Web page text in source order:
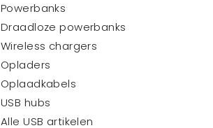
Powerbanks
Draadloze powerbanks
Wireless chargers
Opladers
Oplaadkabels
USB hubs
Alle USB artikelen